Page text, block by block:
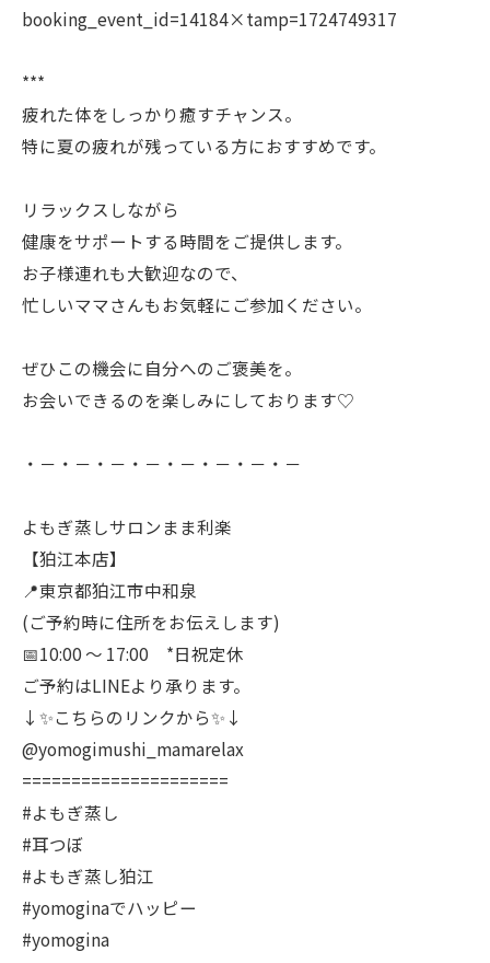
booking_event_id=14184×tamp=1724749317
***
疲れた体をしっかり癒すチャンス。
特に夏の疲れが残っている方におすすめです。
リラックスしながら
健康をサポートする時間をご提供します。
お子様連れも大歓迎なので、
忙しいママさんもお気軽にご参加ください。
ぜひこの機会に自分へのご褒美を。
お会いできるのを楽しみにしております♡
・－・－・－・－・－・－・－・－
よもぎ蒸しサロンまま利楽
【狛江本店】
📍東京都狛江市中和泉
(ご予約時に住所をお伝えします)
📅10:00 〜 17:00 *日祝定休
ご予約はLINEより承ります。
↓✨こちらのリンクから✨↓
@yomogimushi_mamarelax
=====================
#よもぎ蒸し
#耳つぼ
#よもぎ蒸し狛江
#yomoginaでハッピー
#yomogina